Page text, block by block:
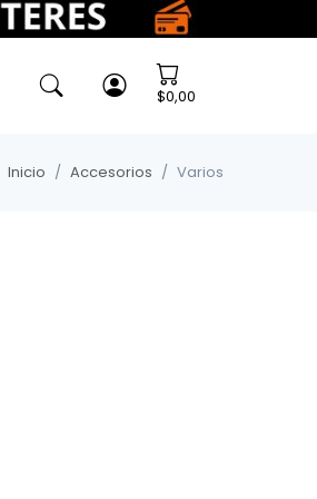
$0,00
Inicio Accesorios Varios